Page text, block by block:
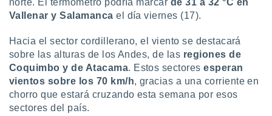
IP
de
traten tus
en
interés
a lo que
su
norte. El termómetro podría marcar de 31 a 32 °C en
Vallenar y Salamanca el día viernes (17).
Hacia el sector cordillerano, el viento se destacará
sobre las alturas de los Andes, de las regiones de
Coquimbo y de Atacama. Estos sectoresesperan
vientos sobre los 70 km/h, gracias a una corriente en
chorro que estará cruzando esta semana por esos
sectores del país.